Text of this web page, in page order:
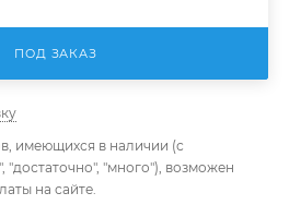
ПОД ЗАКАЗ
имеющихся в наличии (с
"достаточно", "много"), возможен
на сайте.